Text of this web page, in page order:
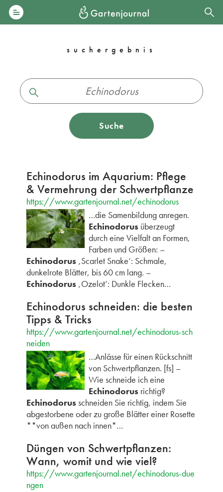
suchergebnis
Suche
Echinodorus im Aquarium: Pflege
& Vermehrung der Schwertpflanze
https://www.gartenjournal.net/echinodorus
…die Samenbildung anregen.
Echinodorusüberzeugt
durch eine Vielfalt an Formen,
Farben und Größen: –
Echinodorus‚Scarlet Snake‘: Schmale,
dunkelrote Blätter, bis 60 cm lang. –
Echinodorus‚Ozelot‘: Dunkle Flecken…
Echinodorus schneiden: die besten
Tipps & Tricks
https://www.gartenjournal.net/echinodorus-sch
neiden
…Anlässe für einen Rückschnitt
von Schwertpflanzen. [fs] –
Wie schneide ich eine
Echinodorusrichtig?
Echinodorusschneiden Sie richtig, indem Sie
abgestorbene oder zu große Blätter einer Rosette
**von außen nach innen*…
Düngen von Schwertpflanzen:
Wann, womit und wie viel?
https://www.gartenjournal.net/echinodorus-due
ngen